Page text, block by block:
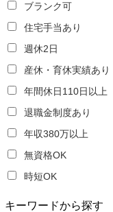
ブランク可
住宅手当あり
週休2日
産休・育休実績あり
年間休日110日以上
退職金制度あり
年収380万以上
無資格OK
時短OK
キーワードから探す